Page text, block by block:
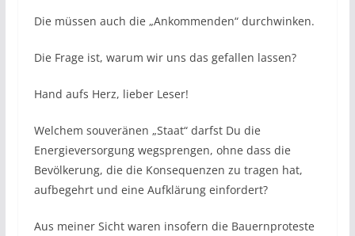
Die müssen auch die „Ankommenden“ durchwinken.
Die Frage ist, warum wir uns das gefallen lassen?
Hand aufs Herz, lieber Leser!
Welchem souveränen „Staat“ darfst Du die
Energieversorgung wegsprengen, ohne dass die
Bevölkerung, die die Konsequenzen zu tragen hat,
aufbegehrt und eine Aufklärung einfordert?
Aus meiner Sicht waren insofern die Bauernproteste